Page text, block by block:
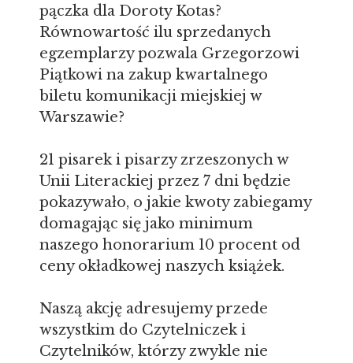
pączka dla Doroty Kotas?
Równowartość ilu sprzedanych
egzemplarzy pozwala Grzegorzowi
Piątkowi na zakup kwartalnego
biletu komunikacji miejskiej w
Warszawie?
21 pisarek i pisarzy zrzeszonych w
Unii Literackiej przez 7 dni będzie
pokazywało, o jakie kwoty zabiegamy
domagając się jako minimum
naszego honorarium 10 procent od
ceny okładkowej naszych książek.
Naszą akcję adresujemy przede
wszystkim do Czytelniczek i
Czytelników, którzy zwykle nie